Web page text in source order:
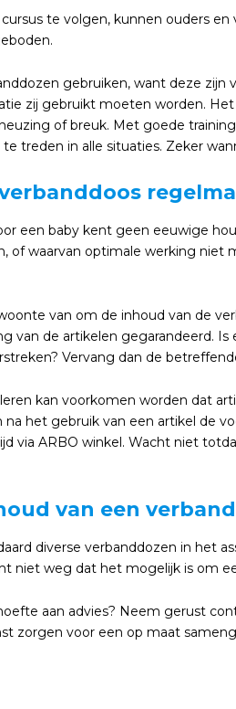
te volgen, kunnen ouders
gebruiken, want deze
zij gebruikt moeten worden.
of breuk. Met goede
treden in alle situaties. Zeker
een baby kent geen eeuwige
of waarvan optimale werking niet
van om de inhoud van de
van de artikelen gegarandeerd.
Vervang dan de
kan voorkomen worden dat
na het gebruik van een artikel de
via ARBO winkel. Wacht niet
van een
diverse verbanddozen in het
niet weg dat het mogelijk is om
aan advies? Neem gerust
zorgen voor een op maat